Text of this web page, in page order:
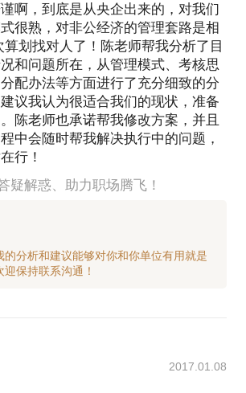
啊，到底是从央企出来的，对我们
很熟，对非公经济的管理套路是相
划找对人了！陈老师帮我分析了目
和问题所在，从管理模式、考核思
配办法等方面进行了充分细致的分
议我认为很适合我们的现状，准备
陈老师也承诺帮我修改方案，并且
中会随时帮我解决执行中的问题，
行！
疑解惑、助力职场腾飞！
的分析和建议能够对你和你单位有用就是
2017.01.08